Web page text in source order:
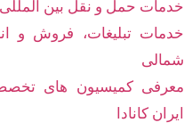
خدمات حمل و نقل بین المللی
خدمات تبلیغات، فروش و
شمالی
معرفی کمیسیون های
ایران کانادا